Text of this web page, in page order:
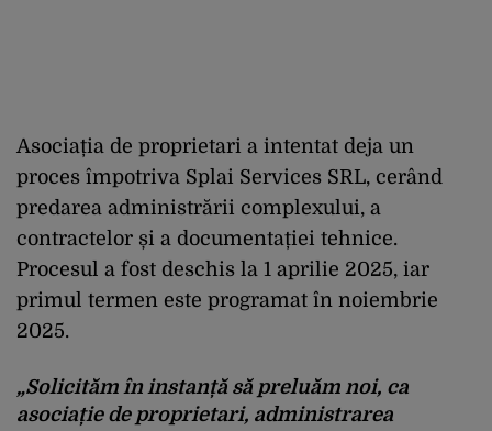
Asociația de proprietari a intentat deja un
proces împotriva Splai Services SRL, cerând
predarea administrării complexului, a
contractelor și a documentației tehnice.
Procesul a fost deschis la 1 aprilie 2025, iar
primul termen este programat în noiembrie
2025.
„Solicităm în instanță să preluăm noi, ca
asociație de proprietari, administrarea